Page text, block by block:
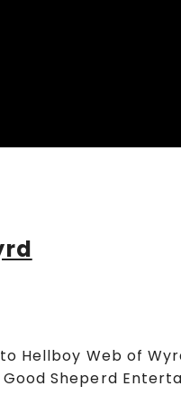
Hellboy Web of
Sheperd